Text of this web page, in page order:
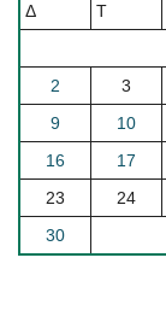
Δ Τ
2
3
9
10
16
17
23
24
30